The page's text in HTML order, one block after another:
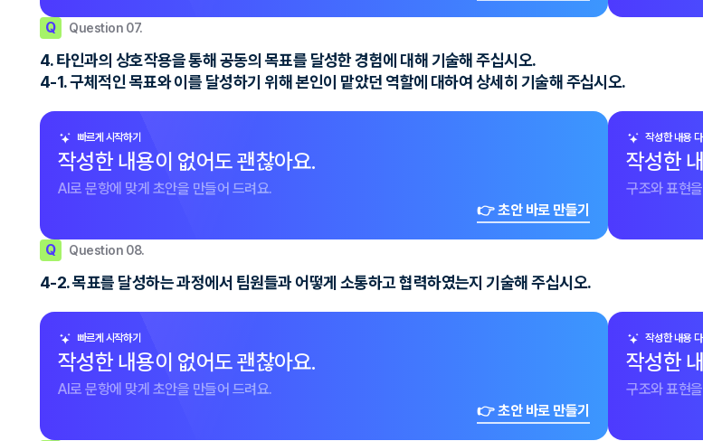
Q Question 07.
4. 타인과의 상호작용을 통해 공동의 목표를 달성한 경험에 대해 기술해 주십시오.
4-1. 구체적인 목표와 이를 달성하기 위해 본인이 맡았던 역할에 대하여 상세히 기술해 주십시오.
빠르게 시작하기
작성한 내용이 없어도 괜찮아요.
AI로 문항에 맞게 초안을 만들어 드려요.
👉 초안 바로 만들기
작성한 내용 다
작성한
구조와 표현
Q Question 08.
4-2. 목표를 달성하는 과정에서 팀원들과 어떻게 소통하고 협력하였는지 기술해 주십시오.
빠르게 시작하기
작성한 내용이 없어도 괜찮아요.
AI로 문항에 맞게 초안을 만들어 드려요.
👉 초안 바로 만들기
작성한 내용 다
작성한
구조와 표현